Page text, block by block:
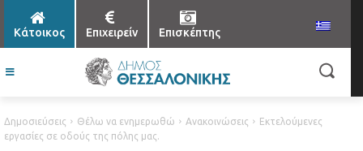
Κάτοικος Επιχειρείν Επισκέπτης
Δημοσιεύσεις Θέλω να ενημερωθώ Ανακοινώσεις
Εκτελούμενες
εργασίες σε οδούς της πόλης μας.